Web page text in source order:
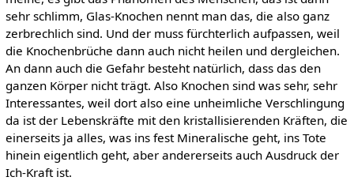
sehr schlimm, Glas-Knochen nennt man das, die also ganz
zerbrechlich sind. Und der muss fürchterlich aufpassen, weil
die Knochenbrüche dann auch nicht heilen und dergleichen.
An dann auch die Gefahr besteht natürlich, dass das den
ganzen Körper nicht trägt. Also Knochen sind was sehr, sehr
Interessantes, weil dort also eine unheimliche Verschlingung
da ist der Lebenskräfte mit den kristallisierenden Kräften, die
einerseits ja alles, was ins fest Mineralische geht, ins Tote
hinein eigentlich geht, aber andererseits auch Ausdruck der
Ich-Kraft ist.